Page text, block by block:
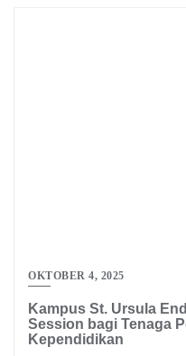
OKTOBER 4, 2025
Kampus St. Ursula
Session bagi Tenaga
Kependidikan